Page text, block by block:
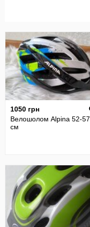
1050 грн
Велошолом Alpina 52-57
см